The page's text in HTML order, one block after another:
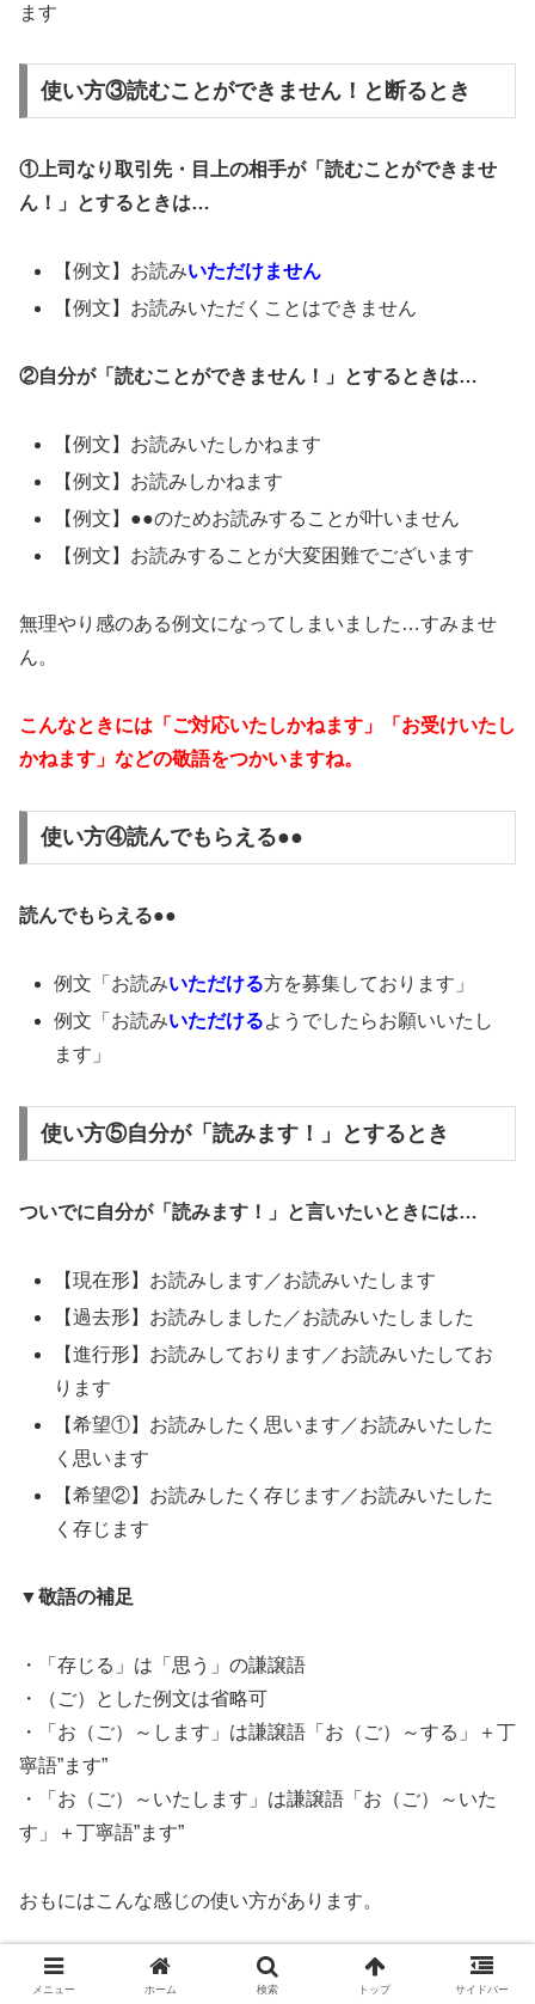
ます
使い方③読むことができません！と断るとき
①上司なり取引先・目上の相手が「読むことができませ
ん！」とするときは…
【例文】お読みいただけません
【例文】お読みいただくことはできません
②自分が「読むことができません！」とするときは…
【例文】お読みいたしかねます
【例文】お読みしかねます
【例文】●●のためお読みすることが叶いません
【例文】お読みすることが大変困難でございます
無理やり感のある例文になってしまいました…すみませ
ん。
こんなときには「ご対応いたしかねます」「お受けいたし
かねます」などの敬語をつかいますね。
使い方④読んでもらえる●●
読んでもらえる●●
例文「お読みいただける方を募集しております」
例文「お読みいただけるようでしたらお願いいたし
ます」
使い方⑤自分が「読みます！」とするとき
ついでに自分が「読みます！」と言いたいときには…
【現在形】お読みします／お読みいたします
【過去形】お読みしました／お読みいたしました
【進行形】お読みしております／お読みいたしてお
ります
【希望①】お読みしたく思います／お読みいたした
く思います
【希望②】お読みしたく存じます／お読みいたした
く存じます
▼敬語の補足
・「存じる」は「思う」の謙譲語
・（ご）とした例文は省略可
・「お（ご）～します」は謙譲語「お（ご）～する」＋丁
寧語”ます”
・「お（ご）～いたします」は謙譲語「お（ご）～いた
す」＋丁寧語”ます”
おもにはこんな感じの使い方があります。
それぞれの意味や敬語の使い方など、くわしい解説は本文
メニュー ホーム 検索 トップ サイドバー